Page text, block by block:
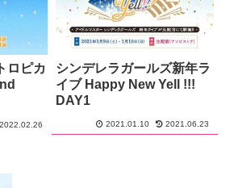
ロピカ
2022.02.26
シンデレラガールズ新年ラ
イブ Happy New Yell !!!
DAY1
2021.01.10 2021.06.23